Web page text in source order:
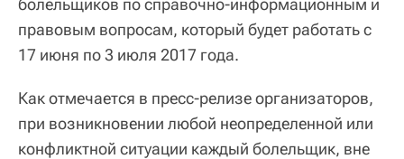
болельщиков по справочно-информационным и
правовым вопросам, который будет работать с
17 июня по 3 июля 2017 года.
Как отмечается в пресс-релизе организаторов,
при возникновении любой неопределенной или
конфликтной ситуации каждый болельщик, вне